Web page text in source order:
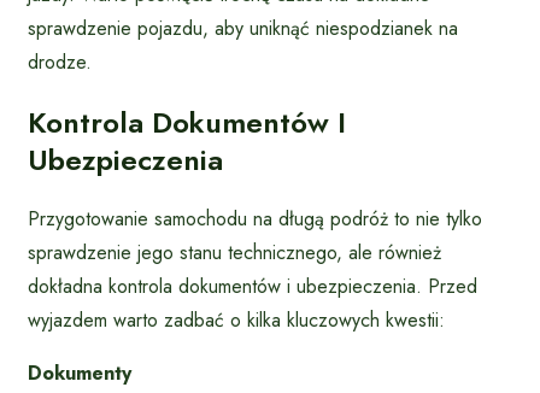
sprawdzenie pojazdu, aby uniknąć niespodzianek na
drodze.
Kontrola Dokumentów I
Ubezpieczenia
Przygotowanie samochodu na długą podróż to nie tylko
sprawdzenie jego stanu technicznego, ale również
dokładna kontrola dokumentów i ubezpieczenia. Przed
wyjazdem warto zadbać o kilka kluczowych kwestii:
Dokumenty